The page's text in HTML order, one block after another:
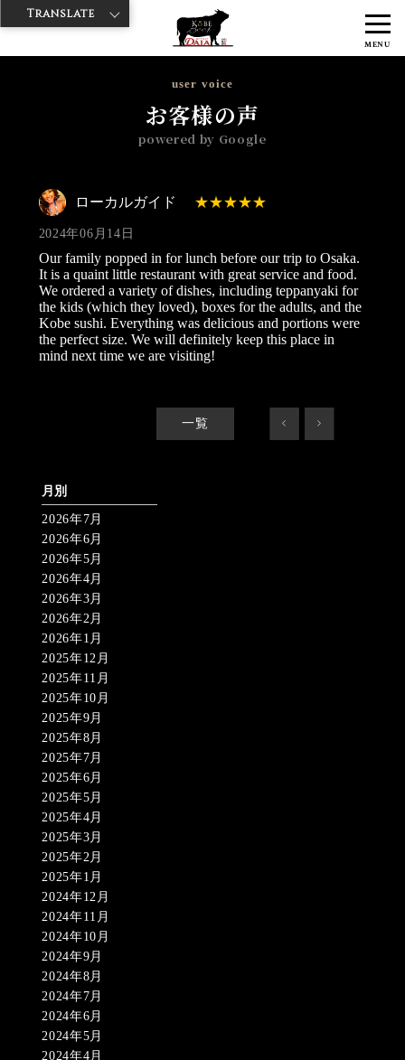
MENU
神戸牛ダイヤ > 神戸牛ダイア グランスタ八重洲店 Googleレビュー
user voice
お客様の声
powered by Google
ローカルガイド
2024年06月14日
Our family popped in for lunch before our trip to Osaka.
It is a quaint little restaurant with great service and food.
We ordered a variety of dishes, including teppanyaki for
the kids (which they loved), boxes for the adults, and the
Kobe sushi. Everything was delicious and portions were
the perfect size. We will definitely keep this place in
mind next time we are visiting!
一覧 < >
月別
2026年7月
2026年6月
2026年5月
2026年4月
2026年3月
2026年2月
2026年1月
2025年12月
2025年11月
2025年10月
2025年9月
2025年8月
2025年7月
2025年6月
2025年5月
2025年4月
2025年3月
2025年2月
2025年1月
2024年12月
2024年11月
2024年10月
2024年9月
2024年8月
2024年7月
2024年6月
2024年5月
2024年4月
Translate